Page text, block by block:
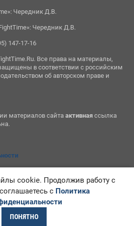
Чередник Д.В.
Чередник Д.В.
147-17-16
Все права на материалы,
в соответствии с российским
об авторском праве и
материалов сайта активнаяссылка
cookie. Продолжив работу с
с Политика
ПОНЯТНО